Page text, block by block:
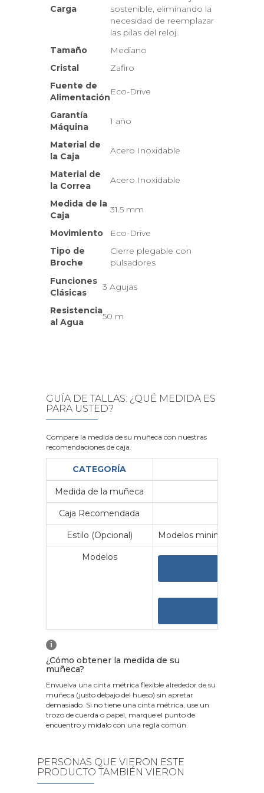
Carga
sostenible, eliminando la
necesidad de reemplazar
las pilas del reloj.
Tamaño
Mediano
Cristal
Zafiro
Fuente de
Alimentación
Eco-Drive
Garantía
Máquina
1 año
Material de
la Caja
Acero Inoxidable
Material de
la Correa
Acero Inoxidable
Medida de la
Caja
31.5 mm
Movimiento
Eco-Drive
Tipo de
Broche
Cierre plegable con
pulsadores
Funciones
Clásicas
3 Agujas
Resistencia
al Agua
50 m
GUÍA DE TALLAS: ¿QUÉ MEDIDA ES
PARA USTED?
Compare la medida de su muñeca con nuestras
recomendaciones de caja.
CATEGORÍA
Medida de la muñeca
Caja Recomendada
Estilo (Opcional) Modelos minimalistas y
Modelos
i
¿Cómo obtener la medida de su
muñeca?
Envuelva una cinta métrica flexible alrededor de su
muñeca (justo debajo del hueso) sin apretar
demasiado. Si no tiene una cinta métrica, use un
trozo de cuerda o papel, marque el punto de
encuentro y mídalo con una regla común.
PERSONAS QUE VIERON ESTE
PRODUCTO TAMBIÉN VIERON